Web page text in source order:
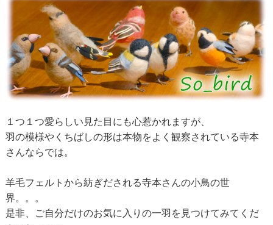
１つ１つ愛らしい見た目にも心惹かれますが、
羽の模様やくちばしの形は本物をよく観察されている寺本
さんならでは。
羊毛フェルトから紡ぎだされる寺本さんの小鳥の世
界。。。
是非、ご自分だけのお気に入りの一羽を見つけてみてくだ